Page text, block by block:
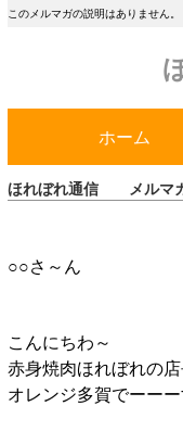
このメルマガの説明はありません。
ホーム
ほれぼれ通信 メルマ
○○さ～ん
こんにちわ～
赤身焼肉ほれぼれの
オレンジ多賀でーー